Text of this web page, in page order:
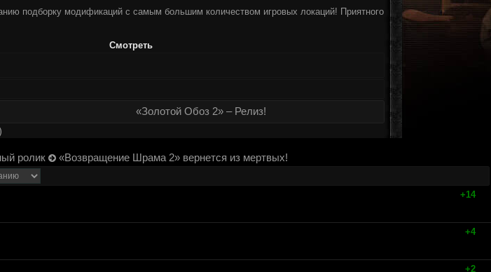
подборку модификаций с самым большим количеством игровых локаций! Приятного
Смотреть
«Золотой Обоз 2» – Релиз!
ролик «Возвращение Шрама 2» вернется из мертвых!
+14
+4
+2